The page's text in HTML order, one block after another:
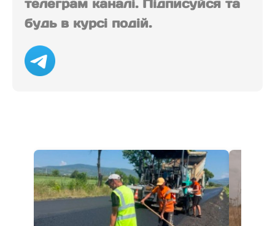
телеграм каналі. Підписуйся та
будь в курсі подій.